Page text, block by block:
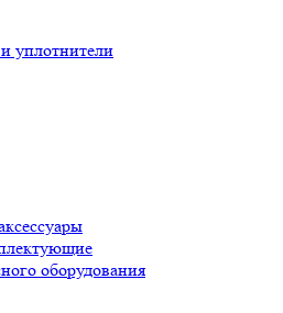
уплотнители
оборудования